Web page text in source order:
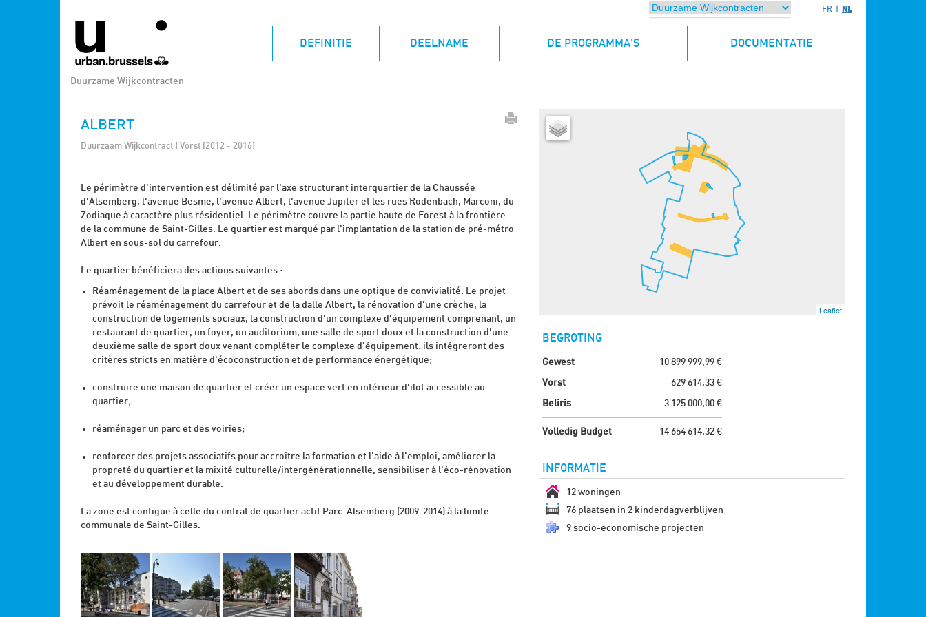
FR NL
Duurzame Wijkcontracten
DEFINITIE(CURRENT) DEELNAME DE PROGRAMMA'S DOCUMENTATIE
ALBERT
Duurzaam Wijkcontract | Vorst (2012 - 2016)
Le périmètre d'intervention est délimité par l'axe structurant interquartier de la Chaussée
d'Alsemberg, l'avenue Besme, l'avenue Albert, l'avenue Jupiter et les rues Rodenbach, Marconi, du
Zodiaque à caractère plus résidentiel. Le périmètre couvre la partie haute de Forest à la frontière
de la commune de Saint-Gilles. Le quartier est marqué par l'implantation de la station de pré-métro
Albert en sous-sol du carrefour.
Le quartier bénéficiera des actions suivantes :
Réaménagement de la place Albert et de ses abords dans une optique de convivialité. Le projet
prévoit le réaménagement du carrefour et de la dalle Albert, la rénovation d'une crèche, la
construction de logements sociaux, la construction d'un complexe d'équipement comprenant, un
restaurant de quartier, un foyer, un auditorium, une salle de sport doux et la construction d'une
deuxième salle de sport doux venant compléter le complexe d'équipement: ils intégreront des
critères stricts en matière d'écoconstruction et de performance énergétique;
construire une maison de quartier et créer un espace vert en intérieur d'ilot accessible au
quartier;
réaménager un parc et des voiries;
renforcer des projets associatifs pour accroître la formation et l'aide à l'emploi, améliorer la
propreté du quartier et la mixité culturelle/intergénérationnelle, sensibiliser à l'éco-rénovation
et au développement durable.
La zone est contiguë à celle du contrat de quartier actif Parc-Alsemberg (2009-2014) à la limite
communale de Saint-Gilles.
Leaflet
BEGROTING
Gewest 10 899 999,99 €
Vorst 629 614,33 €
Beliris 3 125 000,00 €
Volledig Budget 14 654 614,32 €
INFORMATIE
12 woningen
76 plaatsen in 2 kinderdagverblijven
9 socio-economische projecten